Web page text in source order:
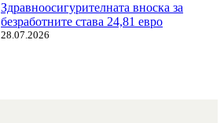
Здравноосигурителната вноска за
безработните става 24,81 евро
28.07.2026